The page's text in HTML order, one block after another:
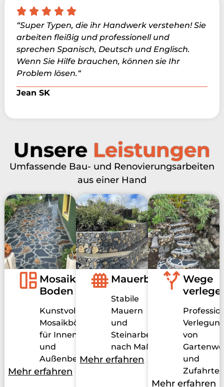
“Super Typen, die ihr Handwerk verstehen! Sie
arbeiten fleißig und professionell und
sprechen Spanisch, Deutsch und Englisch.
Wenn Sie Hilfe brauchen, können sie Ihr
Problem lösen.“
Jean SK
Unsere Leistungen
Umfassende Bau- und Renovierungsarbeiten
aus einer Hand
Mosaik
Boden
Kunstvolle
Mosaikböden
für Innen-
und
Außenbereiche
Mehr erfahren
Mauerbau
Stabile
Mauern
und
Steinarbeiten
nach Maß
Mehr erfahren
Wege
von
und
Mehr erfahren